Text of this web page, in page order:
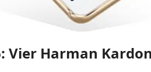
Vier Harman